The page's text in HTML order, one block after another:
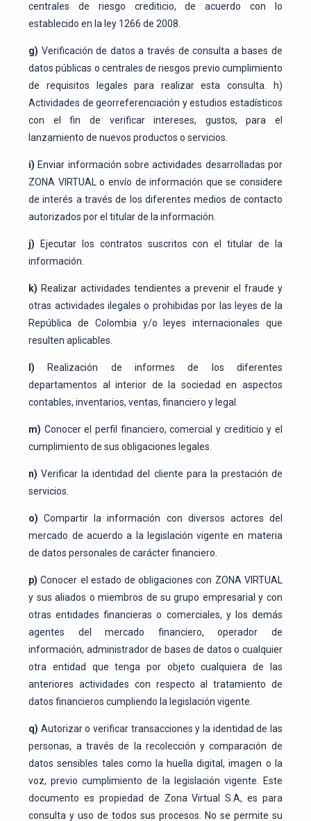
centrales de riesgo crediticio, de acuerdo con lo
establecido en la ley 1266 de 2008.
g) Verificación de datos a través de consulta a bases de
datos públicas o centrales de riesgos previo cumplimiento
de requisitos legales para realizar esta consulta. h)
Actividades de georreferenciación y estudios estadísticos
con el fin de verificar intereses, gustos, para el
lanzamiento de nuevos productos o servicios.
i) Enviar información sobre actividades desarrolladas por
ZONA VIRTUAL o envío de información que se considere
de interés a través de los diferentes medios de contacto
autorizados por el titular de la información.
j) Ejecutar los contratos suscritos con el titular de la
información.
k) Realizar actividades tendientes a prevenir el fraude y
otras actividades ilegales o prohibidas por las leyes de la
República de Colombia y/o leyes internacionales que
resulten aplicables.
l) Realización de informes de los diferentes
departamentos al interior de la sociedad en aspectos
contables, inventarios, ventas, financiero y legal.
m) Conocer el perfil financiero, comercial y crediticio y el
cumplimiento de sus obligaciones legales.
n) Verificar la identidad del cliente para la prestación de
servicios.
o) Compartir la información con diversos actores del
mercado de acuerdo a la legislación vigente en materia
de datos personales de carácter financiero.
p) Conocer el estado de obligaciones con ZONA VIRTUAL
y sus aliados o miembros de su grupo empresarial y con
otras entidades financieras o comerciales, y los demás
agentes del mercado financiero, operador de
información, administrador de bases de datos o cualquier
otra entidad que tenga por objeto cualquiera de las
anteriores actividades con respecto al tratamiento de
datos financieros cumpliendo la legislación vigente.
q) Autorizar o verificar transacciones y la identidad de las
personas, a través de la recolección y comparación de
datos sensibles tales como la huella digital, imagen o la
voz, previo cumplimiento de la legislación vigente. Este
documento es propiedad de Zona Virtual S.A, es para
consulta y uso de todos sus procesos. No se permite su